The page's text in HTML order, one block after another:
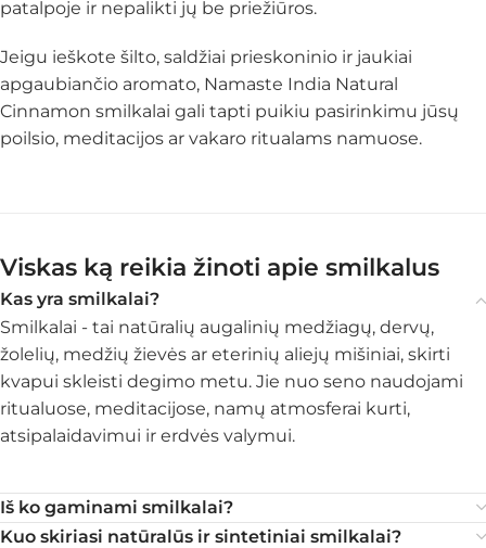
patalpoje ir nepalikti jų be priežiūros.
Jeigu ieškote šilto, saldžiai prieskoninio ir jaukiai
apgaubiančio aromato, Namaste India Natural
Cinnamon smilkalai gali tapti puikiu pasirinkimu jūsų
poilsio, meditacijos ar vakaro ritualams namuose.
Viskas ką reikia žinoti apie smilkalus
Kas yra smilkalai?
Smilkalai - tai natūralių augalinių medžiagų, dervų,
žolelių, medžių žievės ar eterinių aliejų mišiniai, skirti
kvapui skleisti degimo metu. Jie nuo seno naudojami
ritualuose, meditacijose, namų atmosferai kurti,
atsipalaidavimui ir erdvės valymui.
Iš ko gaminami smilkalai?
Kuo skiriasi natūralūs ir sintetiniai smilkalai?